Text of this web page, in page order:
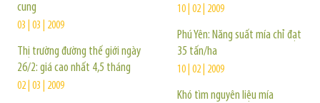
cung
03 | 03 | 2009
Thị trường đường thế giới ngày
26/2: giá cao nhất 4,5 tháng
02 | 03 | 2009
10 | 02 | 2009
Phú Yên: Năng suất mía chỉ đạt
35 tấn/ha
10 | 02 | 2009
Khó tìm nguyên liệu mía